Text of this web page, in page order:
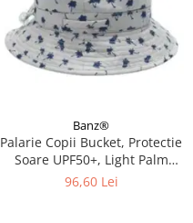
Banz®
Palarie Copii Bucket, Protectie
Soare UPF50+, Light Palm
Tree, Diverse marimi
96,60 Lei